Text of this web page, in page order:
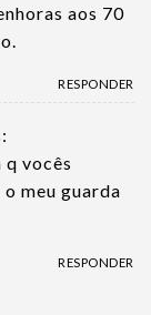
aos 70
RESPONDER
q vocês
meu guarda
RESPONDER